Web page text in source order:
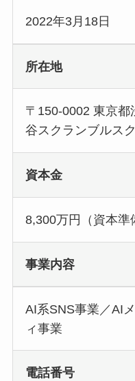
2022年3月18日
所在地
〒150-0002 東京
谷スクランブルス
資本金
8,300万円（資本準
事業内容
AI系SNS事業／AI
ィ事業
電話番号